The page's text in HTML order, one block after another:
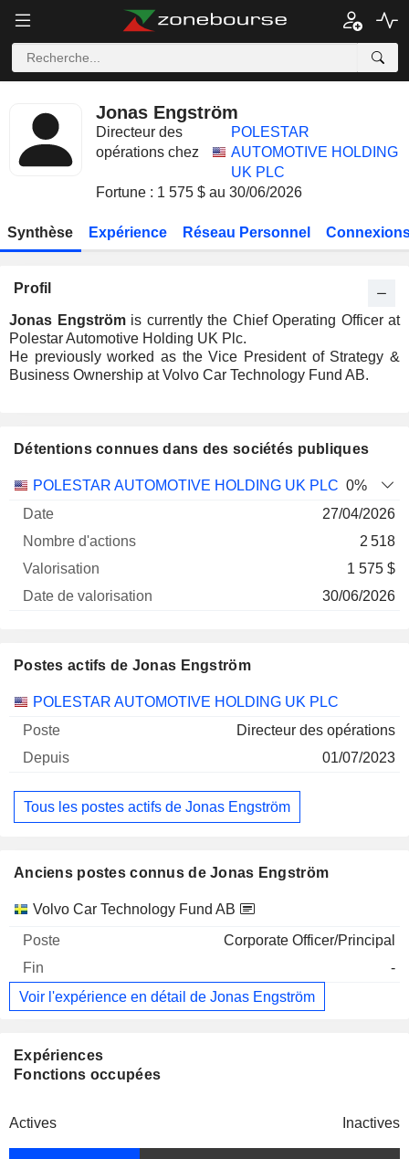
Jonas Engström
Directeur des
opérations chez
POLESTAR
AUTOMOTIVE HOLDING
UK PLC
Fortune : 1 575 $ au 30/06/2026
Synthèse Expérience Réseau Personnel
Profil
Jonas Engströmis currently the Chief Operating Officer at
Polestar Automotive Holding UK Plc.
He previously worked as the Vice President of Strategy &
Business Ownership at Volvo Car Technology Fund AB.
Détentions connues dans des sociétés publiques
Nombre
Date de
POLESTAR AUTOMOTIVE HOLDING UK PLC 0%
27/04/2026
2 518
1 575 $
30/06/2026
Postes actifs de Jonas Engström
Sociétés Poste Début
POLESTAR AUTOMOTIVE HOLDING UK PLC
Directeur des opérations
01/07/2023
Tous les postes actifs de Jonas Engström
Anciens postes connus de Jonas Engström
Sociétés Poste Fin
Volvo Car Technology Fund AB
Corporate Officer/Principal
-
Voir l'expérience en détail de Jonas Engström
Expériences
Fonctions occupées
Actives Inactives